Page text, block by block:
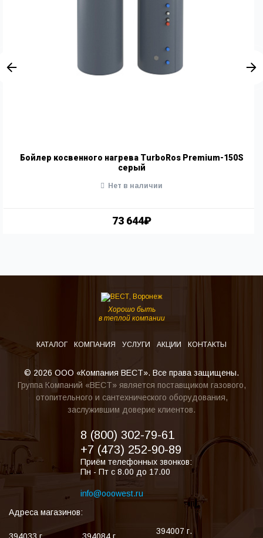
Бойлер косвенного нагрева TurboRos Premium-150S
серый
73 644₽
Нет в наличии
Хорошо быть
в теплой компании
КАТАЛОГ КОМПАНИЯ УСЛУГИ АКЦИИ КОНТАКТЫ
© 2026 ООО «Компания ВЕСТ». Все права защищены.
Группа Компаний «ВЕСТ» является поставщиком газового,
отопительного и сантехнического оборудования,
заслужившим доверие клиентов.
8 (800) 302-79-61
+7 (473) 252-90-89
Приём телефонных звонков:
Пн - Пт с 8.00 до 17.00
info@ooowest.ru
Адреса магазинов:
394033 г. 394084 г.
394007 г.